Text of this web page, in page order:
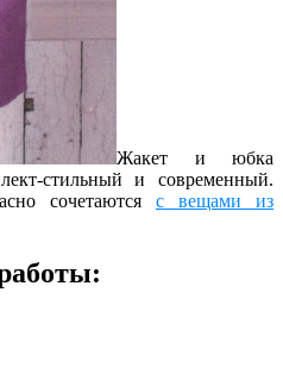
Жакет и юбка
стильный и современный.
сочетаются с вещами из